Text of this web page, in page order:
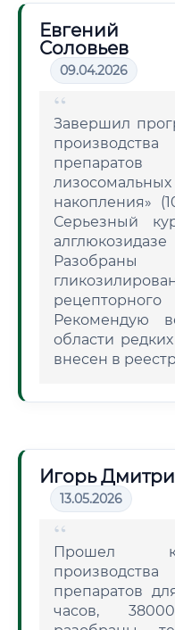
Евгений
Соловьев
09.04.2026
Завершил
накопления»
Серьезный
Рекомендую
области
внесен в
Игорь
13.05.2026
Прошел
препаратов
часов,